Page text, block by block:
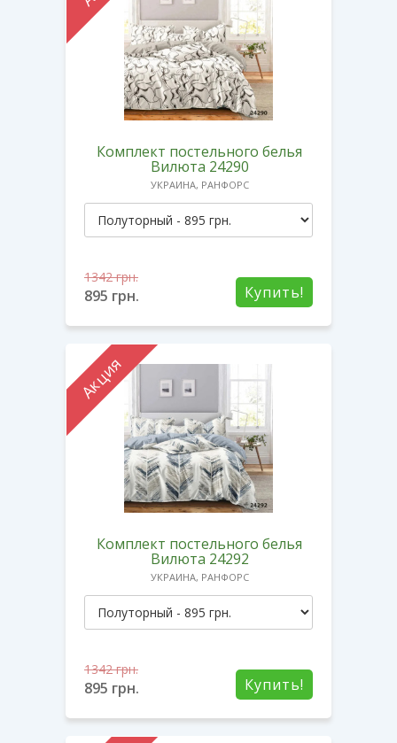
Комплект постельного белья
Вилюта 24290
УКРАИНА, РАНФОРС
Купить!
1342грн.
895 грн.
Акция
Комплект постельного белья
Вилюта 24292
УКРАИНА, РАНФОРС
Купить!
1342грн.
895 грн.